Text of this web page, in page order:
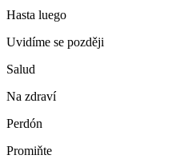
Hasta luego
Uvidíme se později
Salud
Na zdraví
Perdón
Promiňte